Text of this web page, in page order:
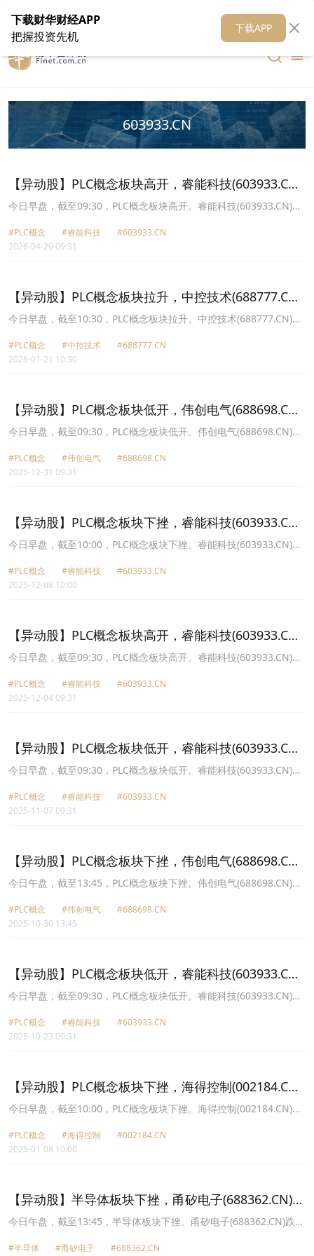
在线客服 关于我们 财华媒体矩阵 财华智库
603933.CN
【异动股】PLC概念板块高开，睿能科技(603933.CN)
涨10.02%
今日早盘，截至09:30，PLC概念板块高开。睿能科技(603933.CN)涨
技术(300124.CN)涨2.02%报62.6元，英杰电气(300820.CN)涨1.70%
报43.02元，伟创电气(688698.CN)涨0.30%报64.4元。
#PLC概念 #睿能科技
#603933.CN
2026-04-29 09:31
【异动股】PLC概念板块拉升，中控技术(688777.CN)
涨9.78%
今日早盘，截至10:30，PLC概念板块拉升。中控技术(688777.CN)涨
电气(688698.CN)涨5.04%报104.88元，英杰电气(300820.CN)涨
3.72%报60.15元，汇川技术(300124.CN)涨2.31%报81.21元，雷赛
#PLC概念 #中控技术
#688777.CN
2026-01-21 10:30
【异动股】PLC概念板块低开，伟创电气(688698.CN)
跌5.01%
今日早盘，截至09:30，PLC概念板块低开。伟创电气(688698.CN)跌
智能(002979.CN)跌2.14%报42.11元，海得控制(002184.CN)跌
1.06%报13.06元，信捷电气(603416.CN)跌0.73%报55.5元，汇川技
#PLC概念 #伟创电气
#688698.CN
2025-12-31 09:31
【异动股】PLC概念板块下挫，睿能科技(603933.CN)
跌8.65%
今日早盘，截至10:00，PLC概念板块下挫。睿能科技(603933.CN)跌
能(002979.CN)跌0.58%报41.18元，汇川技术(300124.CN)跌0.37%
报72.89元，英杰电气(300820.CN)跌0.23%报48.6元，海得控制
#PLC概念 #睿能科技
#603933.CN
2025-12-08 10:00
【异动股】PLC概念板块高开，睿能科技(603933.CN)
涨10.0%
今日早盘，截至09:30，PLC概念板块高开。睿能科技(603933.CN)涨
技术(300124.CN)涨1.81%报71.54元，信捷电气(603416.CN)涨
1.55%报52.51元，雷赛智能(002979.CN)涨1.53%报39.8元，海得控
#PLC概念 #睿能科技
#603933.CN
2025-12-04 09:31
【异动股】PLC概念板块低开，睿能科技(603933.CN)
跌4.23%
今日早盘，截至09:30，PLC概念板块低开。睿能科技(603933.CN)跌
气(300820.CN)跌1.79%报55.39元，汇川技术(300124.CN)跌1.13%
报73.66元，中控技术(688777.CN)跌0.95%报50.9元，海得控制
#PLC概念 #睿能科技
#603933.CN
2025-11-07 09:31
【异动股】PLC概念板块下挫，伟创电气(688698.CN)
跌5.87%
今日午盘，截至13:45，PLC概念板块下挫。伟创电气(688698.CN)跌
电气(300820.CN)跌3.73%报53.1元，海得控制(002184.CN)跌3.34%
报15.35元，中控技术(688777.CN)跌1.70%报52.65元，汇川技术
#PLC概念 #伟创电气
#688698.CN
2025-10-30 13:45
【异动股】PLC概念板块低开，睿能科技(603933.CN)
跌7.98%
今日早盘，截至09:30，PLC概念板块低开。睿能科技(603933.CN)跌
控制(002184.CN)跌2.41%报15.81元，英杰电气(300820.CN)跌
2.13%报51.08元，汇川技术(300124.CN)跌1.43%报78.12元，信捷
#PLC概念 #睿能科技
#603933.CN
2025-10-23 09:31
【异动股】PLC概念板块下挫，海得控制(002184.CN)
跌7.01%
今日早盘，截至10:00，PLC概念板块下挫。海得控制(002184.CN)跌
技术(688777.CN)跌2.73%报45.67元，英威腾(002334.CN)跌2.70%
报7.22元，信捷电气(603416.CN)跌2.13%报38.51元，宝信软件
#PLC概念 #海得控制
#002184.CN
2025-01-08 10:00
【异动股】半导体板块下挫，甬矽电子(688362.CN)跌
6.72%
今日午盘，截至13:45，半导体板块下挫。甬矽电子(688362.CN)跌
股份(688286.CN)跌5.94%报54.18元，恒玄科技(688608.CN)跌
#半导体 #甬矽电子
#688362.CN
下载财华财经APP
把握投资先机
下载APP